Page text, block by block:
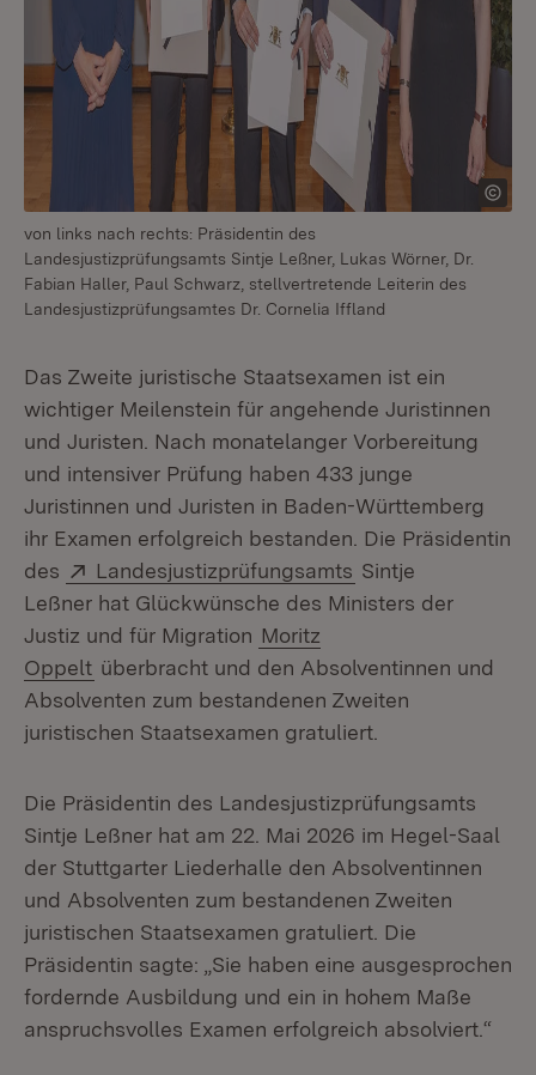
von links nach rechts: Präsidentin des
Landesjustizprüfungsamts Sintje Leßner, Lukas Wörner, Dr.
Fabian Haller, Paul Schwarz, stellvertretende Leiterin des
Landesjustizprüfungsamtes Dr. Cornelia Iffland
Das Zweite juristische Staatsexamen ist ein
wichtiger Meilenstein für angehende Juristinnen
und Juristen. Nach monatelanger Vorbereitung
und intensiver Prüfung haben 433 junge
Juristinnen und Juristen in Baden-Württemberg
ihr Examen erfolgreich bestanden. Die Präsidentin
des
Extern:
Landesjustizprüfungsamts (Öffnet in neuem
Sintje
Leßner hat Glückwünsche des Ministers der
Justiz und für Migration Moritz
Oppelt überbracht und den Absolventinnen und
Absolventen zum bestandenen Zweiten
juristischen Staatsexamen gratuliert.
Die Präsidentin des Landesjustizprüfungsamts
Sintje Leßner hat am 22. Mai 2026 im Hegel-Saal
der Stuttgarter Liederhalle den Absolventinnen
und Absolventen zum bestandenen Zweiten
juristischen Staatsexamen gratuliert. Die
Präsidentin sagte: „Sie haben eine ausgesprochen
fordernde Ausbildung und ein in hohem Maße
anspruchsvolles Examen erfolgreich absolviert.“